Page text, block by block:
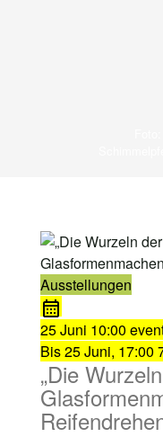
Ausstellungen
25 Juni 10:00
Bis25 Juni, 17:00
„Die